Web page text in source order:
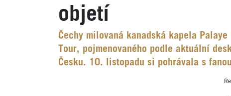
objetí
Čechy milovaná kanadská kapela
Tour, pojmenovaného podle aktuální
Česku. 10. listopadu si pohrávala s